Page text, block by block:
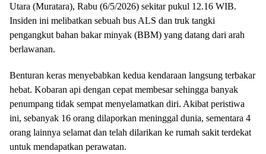
Utara (Muratara), Rabu (6/5/2026) sekitar pukul 12.16 WIB.
Insiden ini melibatkan sebuah bus ALS dan truk tangki
pengangkut bahan bakar minyak (BBM) yang datang dari arah
berlawanan.
Benturan keras menyebabkan kedua kendaraan langsung terbakar
hebat. Kobaran api dengan cepat membesar sehingga banyak
penumpang tidak sempat menyelamatkan diri. Akibat peristiwa
ini, sebanyak 16 orang dilaporkan meninggal dunia, sementara 4
orang lainnya selamat dan telah dilarikan ke rumah sakit terdekat
untuk mendapatkan perawatan.